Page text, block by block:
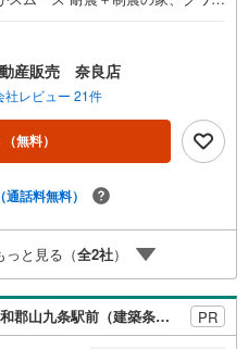
本線「郡山駅」歩21分（1640
小学校歩12分（960m）・大和郡
1700m） 特徴・耐震＋制震の
SAFE365）で地震の揺れを抑
面キッチン/洋風和室/全居室収納
れる理由 1.お金の扱い方のプロ、
売却専門チームあり！3.たくさ
し後に必要になったお家のリフ
プランナーがご提案！5.定期的
に迅速にサポートいたします弊
っているため、より多くの知見
産販売 奈良店
社レビュー 21件
（無料）
（通話料無料）
っと見る（全2社）
【大和ハウス】セキュレア大和郡山九条駅前（建築条件付宅地分譲） PR